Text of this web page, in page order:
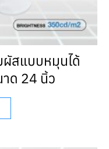
สแบบหมุนได้
ด 24 นิ้ว